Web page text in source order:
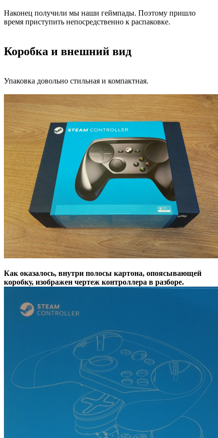
Наконец получили мы наши геймпады. Поэтому пришло
время приступить непосредственно к распаковке.
Коробка и внешний вид
Упаковка довольно стильная и компактная.
Как оказалось, внутри полосы картона, опоясывающей
коробку, изображен чертеж контроллера в разборе.